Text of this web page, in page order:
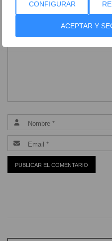
CONFIGURAR
ACEPTAR Y